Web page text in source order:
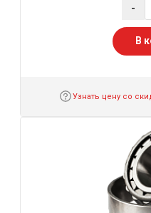
-
В
Узнать цену со